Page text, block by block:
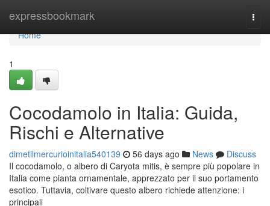
expressbookmark
Home
Home
1
Cocodamolo in Italia: Guida,
Rischi e Alternative
dimetilmercurioinitalia540139 56 days ago News
Discuss
Il cocodamolo, o albero di Caryota mitis, è sempre più popolare in
Italia come pianta ornamentale, apprezzato per il suo portamento
esotico. Tuttavia, coltivare questo albero richiede attenzione: i
principali